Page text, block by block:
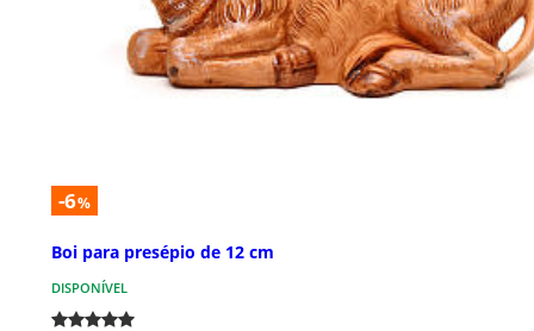
-6%
Boi para presépio de 12 cm
DISPONÍVEL